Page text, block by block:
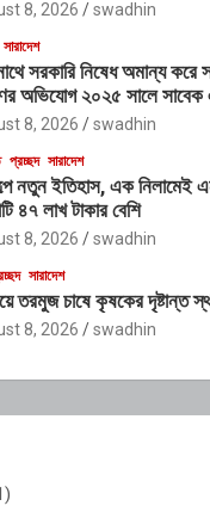
8, 2026 swadhin
সারাদেশ
সরকারি নিষেধ অমান্য করে
অভিযোগ ২০২৫ সালে সাবেক
নামফলক স্থাপনের অভিযোগ
8, 2026 swadhin
প্রচ্ছদ সারাদেশ
নতুন ইতিহাস, এক নিলামেই
৪৭ লাখ টাকার বেশি
8, 2026 swadhin
সারাদেশ
তরমুজ চাষে কৃষকের দৃষ্টান্ত
8, 2026 swadhin